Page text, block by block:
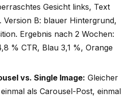
Gesicht links, Text
Version B: blauer Hintergrund,
Ergebnis nach 2 Wochen:
% CTR, Blau 3,1 %, Orange
vs. Single Image: Gleicher
als Carousel-Post, einmal